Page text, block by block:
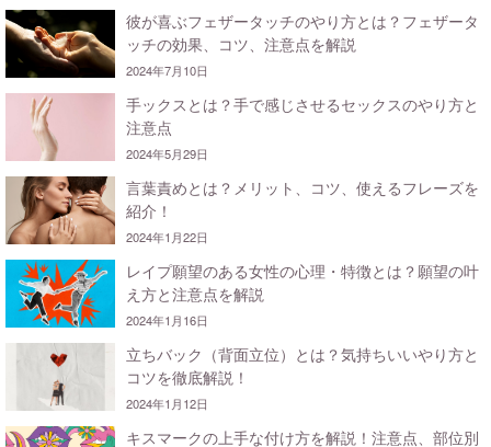
彼が喜ぶフェザータッチのやり方とは？フェザータ
ッチの効果、コツ、注意点を解説
2024年7月10日
手ックスとは？手で感じさせるセックスのやり方と
注意点
2024年5月29日
言葉責めとは？メリット、コツ、使えるフレーズを
紹介！
2024年1月22日
レイプ願望のある女性の心理・特徴とは？願望の叶
え方と注意点を解説
2024年1月16日
立ちバック（背面立位）とは？気持ちいいやり方と
コツを徹底解説！
2024年1月12日
キスマークの上手な付け方を解説！注意点、部位別